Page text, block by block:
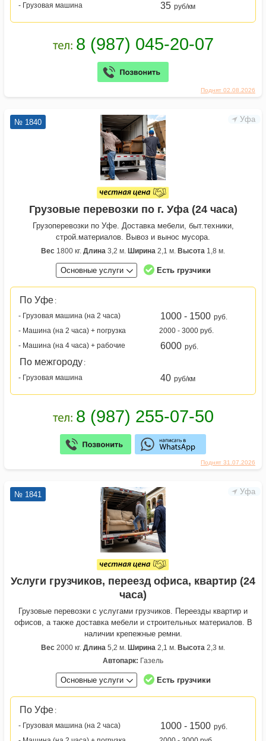
Поднят 02.08.2026
- Грузовая машина
35 руб/км
Уфа
Поднят 31.07.2026
№ 1840
Грузовые перевозки по г. Уфа (24 часа)
Грузоперевозки по Уфе. Доставка мебели, быт.техники,
строй.материалов. Вывоз и вынос мусора.
Вес 1800 кг. Длина 3,2 м. Ширина 2,1 м. Высота 1,8 м.
Основные услуги Есть грузчики
По Уфе :
- Грузовая машина (на 2 часа)
1000 - 1500 руб.
- Машина (на 2 часа) + погрузка
2000 - 3000 руб.
- Машина (на 4 часа) + рабочие
6000 руб.
По межгороду :
- Грузовая машина
40 руб/км
Уфа
№ 1841
Услуги грузчиков, переезд офиса, квартир (24
часа)
Грузовые перевозки с услугами грузчиков. Переезды квартир и
офисов, а также доставка мебели и строительных материалов. В
наличии крепежные ремни.
Вес 2000 кг. Длина 5,2 м. Ширина 2,1 м. Высота 2,3 м.
Автопарк: Газель
Основные услуги Есть грузчики
По Уфе :
- Грузовая машина (на 2 часа)
1000 - 1500 руб.